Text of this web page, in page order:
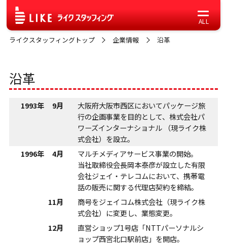
ライクスタッフィングトップ 企業情報 沿革
沿革
1993年 9月
大阪府大阪市西区においてパッケージ旅
行の企画事業を目的として、株式会社パ
ワーズインターナショナル （現ライク株
式会社）を設立。
1996年
4月
マルチメディアサービス事業の開始。
当社取締役会長岡本泰彦が設立した有限
会社ジェイ・テレコムにおいて、携帯電
話の販売に関する代理店契約を締結。
11月
商号をジェイコム株式会社（現ライク株
式会社）に変更し、業態変更。
12月
直営ショップ1号店「NTTパーソナルシ
ョップ西宮北口駅前店」を開店。